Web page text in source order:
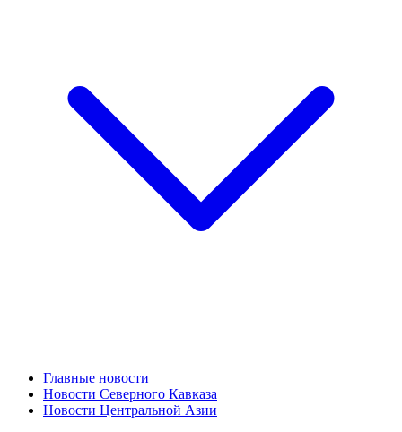
Главные новости
Новости Северного Кавказа
Новости Центральной Азии